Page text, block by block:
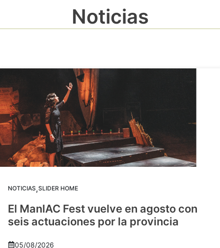
Noticias
NOTICIAS,SLIDER HOME
El ManIAC Fest vuelve en agosto con
seis actuaciones por la provincia
05/08/2026